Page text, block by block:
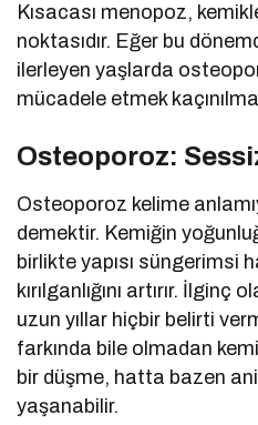
Kısacası menopoz,
noktasıdır. Eğer bu
ilerleyen yaşlarda
mücadele etmek
Osteoporoz:
Osteoporoz kelime
demektir. Kemiğin
birlikte yapısı süngerimsi
kırılganlığını artırır.
uzun yıllar hiçbir belirti
farkında bile olmadan
bir düşme, hatta bazen ani
yaşanabilir.